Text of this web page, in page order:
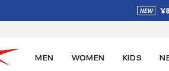
MEN WOMEN KIDS